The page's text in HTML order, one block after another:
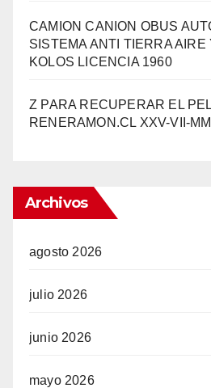
CAMION CANION OBUS
SISTEMA ANTI TIERRA AIRE
KOLOS LICENCIA 1960
Z PARA RECUPERAR EL
RENERAMON.CL XXV-VII-
Archivos
agosto 2026
julio 2026
junio 2026
mayo 2026